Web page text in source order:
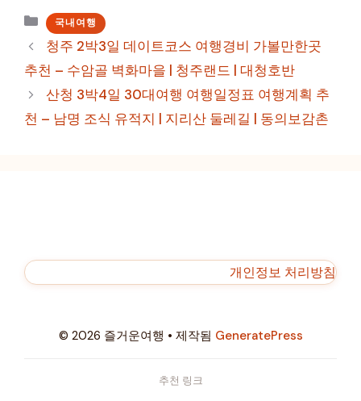
카
테
고
리
국내여행
청주 2박3일 데이트코스 여행경비 가볼만한곳
추천 – 수암골 벽화마을 | 청주랜드 | 대청호반
산청 3박4일 30대여행 여행일정표 여행계획 추
천 – 남명 조식 유적지 | 지리산 둘레길 | 동의보감촌
개인정보 처리방침
© 2026 즐거운여행 • 제작됨 GeneratePress
추천 링크